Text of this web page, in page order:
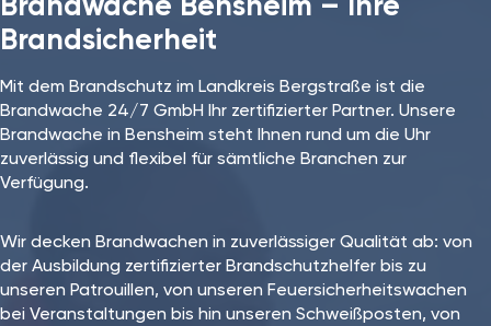
Brandsicherheit
Mit dem Brandschutz im Landkreis Bergstraße ist die
Brandwache 24/7 GmbH Ihr zertifizierter Partner. Unsere
Brandwache in Bensheim steht Ihnen rund um die Uhr
zuverlässig und flexibel für sämtliche Branchen zur
Verfügung.
Wir decken Brandwachen in zuverlässiger Qualität ab: von
der Ausbildung zertifizierter Brandschutzhelfer bis zu
unseren Patrouillen, von unseren Feuersicherheitswachen
bei Veranstaltungen bis hin unseren Schweißposten, von